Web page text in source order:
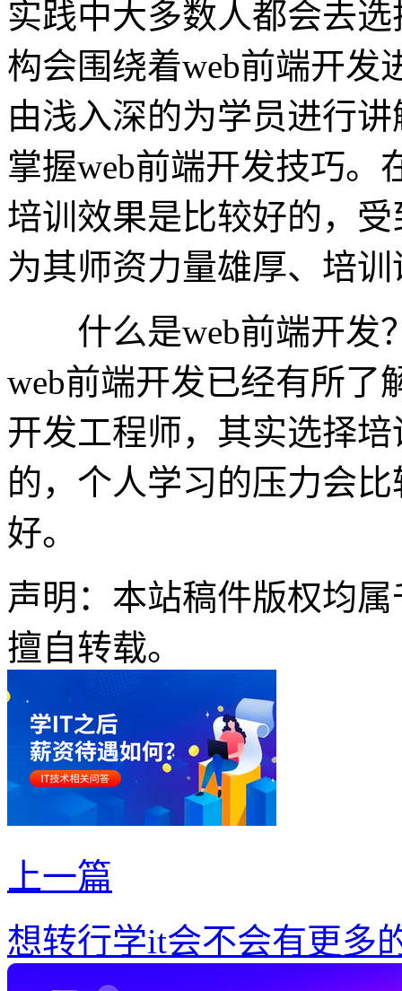
实践中大多数人都会去
构会围绕着web前端开发
由浅入深的为学员进行
掌握web前端开发技巧。
培训效果是比较好的，
为其师资力量雄厚、培
什么是web前端开发
web前端开发已经有所了
开发工程师，其实选择
的，个人学习的压力会
好。
声明：本站稿件版权均
擅自转载。
上一篇
想转行学it会不会有更多